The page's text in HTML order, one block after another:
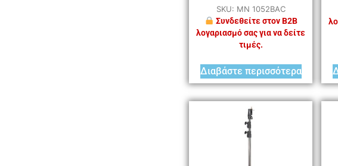
SKU: MN 1052BAC
Συνδεθείτε στον B2B
λογαριασμό σας για να δείτε
τιμές.
Διαβάστε περισσότερα